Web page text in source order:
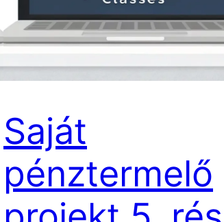
Saját
pénztermelő